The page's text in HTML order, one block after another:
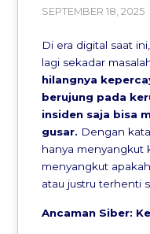
SEPTEMBER 18, 2025
Di era digital saat
lagi sekadar
hilangnya
berujung pada
insiden saja bisa
gusar. Dengan
hanya menyangkut
menyangkut
atau justru terhenti
Ancaman Siber: